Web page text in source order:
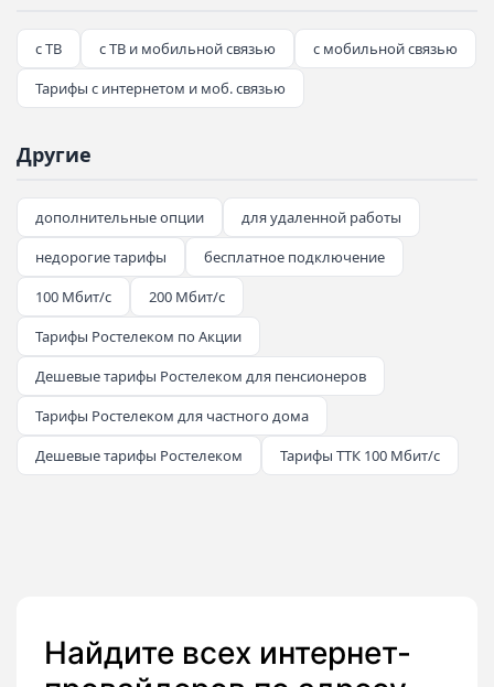
с ТВ с ТВ и мобильной связью
с мобильной связью
Тарифы с интернетом и моб. связью
Другие
дополнительные опции
для удаленной работы
недорогие тарифы
бесплатное подключение
100 Мбит/с
200 Мбит/с
Тарифы Ростелеком по Акции
Дешевые тарифы Ростелеком для пенсионеров
Тарифы Ростелеком для частного дома
Дешевые тарифы Ростелеком
Тарифы ТТК 100 Мбит/с
Найдите всех интернет-